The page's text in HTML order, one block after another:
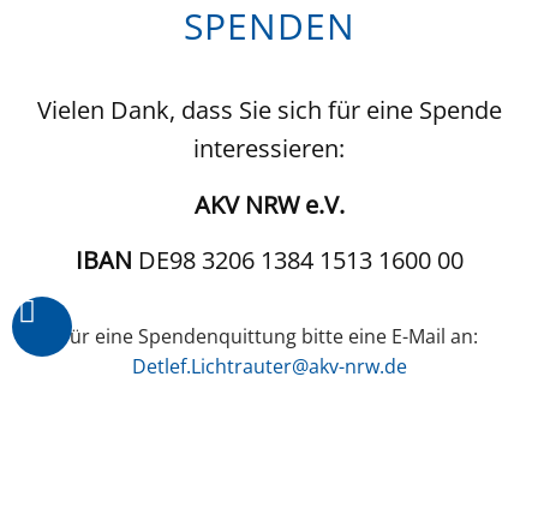
SPENDEN
Vielen Dank, dass Sie sich für eine Spende
interessieren:
AKV NRW e.V.
IBAN DE98 3206 1384 1513 1600 00
Für eine Spendenquittung bitte eine E-Mail an:
Detlef.Lichtrauter@akv-nrw.de